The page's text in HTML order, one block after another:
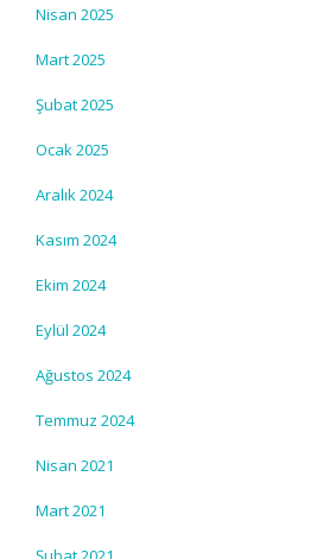
Nisan 2025
Mart 2025
Şubat 2025
Ocak 2025
Aralık 2024
Kasım 2024
Ekim 2024
Eylül 2024
Ağustos 2024
Temmuz 2024
Nisan 2021
Mart 2021